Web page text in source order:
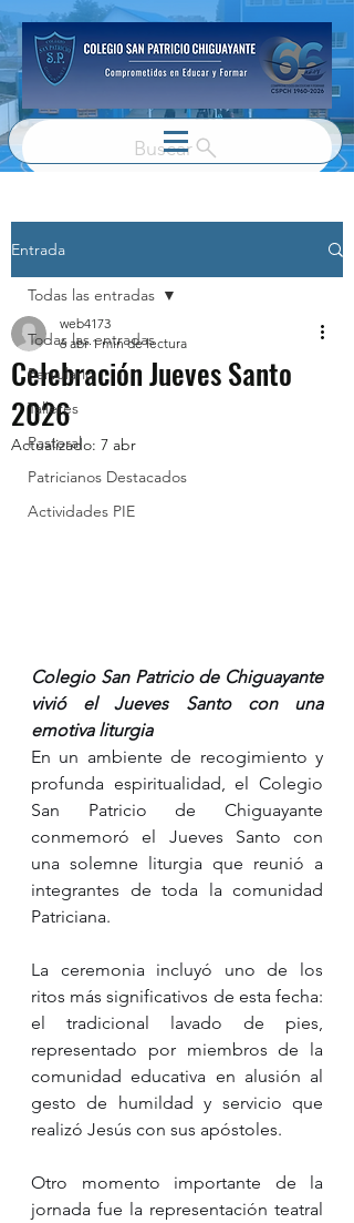
Buscar
Entrada
Todas las entradas
Parvulario
Talleres
Pastoral
Patricianos Destacados
Actividades PIE
Todas las entradas
Celebración Jueves Santo
2026
web4173
6 abr 1 min de lectura
Actualizado: 7 abr
Colegio San Patricio de Chiguayante
vivió el Jueves Santo con una
emotiva liturgia
En un ambiente de recogimiento y
profunda espiritualidad, el Colegio
San Patricio de Chiguayante
conmemoró el Jueves Santo con
una solemne liturgia que reunió a
integrantes de toda la comunidad
Patriciana.
La ceremonia incluyó uno de los
ritos más significativos de esta fecha:
el tradicional lavado de pies,
representado por miembros de la
comunidad educativa en alusión al
gesto de humildad y servicio que
realizó Jesús con sus apóstoles.
Otro momento importante de la
jornada fue la representación teatral